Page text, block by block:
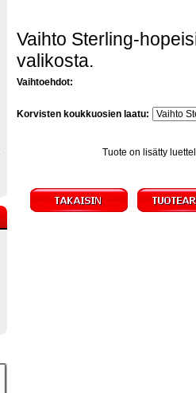
Vaihto Sterling-
valikosta.
Vaihtoehdot:
Korvisten koukkuosien laatu:
Tuote on lisätty